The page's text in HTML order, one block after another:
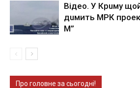
Вiдeo. У Кpuму
дuмить МРК
М”
Про головне за сьогодні!